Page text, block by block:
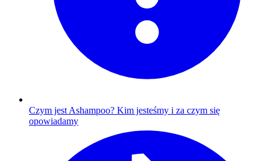
Czym jest Ashampoo? Kim jesteśmy i za czym się
opowiadamy